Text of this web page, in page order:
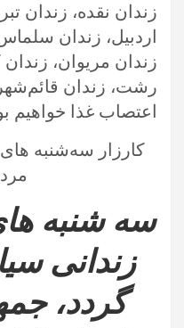
زندان نقده، زندان
اردبیل، زندان
زندان مریوان، زندان
رشت، زندان
اعتصاب غذا خواهیم
سه شنبه
زندانی
گردد،